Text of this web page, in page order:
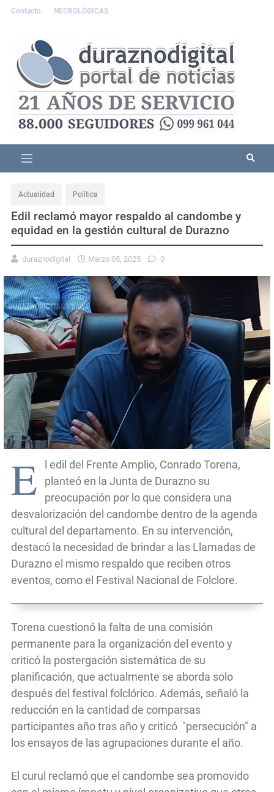
Contacto NECROLÓGICAS
Actualidad Política
Edil reclamó mayor respaldo al candombe y
equidad en la gestión cultural de Durazno
duraznodigital Marzo 05, 2025 0
E
l edil del Frente Amplio, Conrado Torena,
planteó en la Junta de Durazno su
preocupación por lo que considera una
desvalorización del candombe dentro de la agenda
cultural del departamento. En su intervención,
destacó la necesidad de brindar a las Llamadas de
Durazno el mismo respaldo que reciben otros
eventos, como el Festival Nacional de Folclore.
Torena cuestionó la falta de una comisión
permanente para la organización del evento y
criticó la postergación sistemática de su
planificación, que actualmente se aborda solo
después del festival folclórico. Además, señaló la
reducción en la cantidad de comparsas
participantes año tras año y criticó "persecución" a
los ensayos de las agrupaciones durante el año.
El curul reclamó que el candombe sea promovido